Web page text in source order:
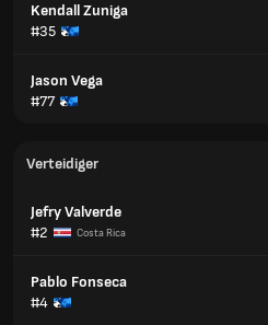
Kendall Zuniga
#35
Jason Vega
#77
Verteidiger
Jefry Valverde
#2
Costa Rica
Pablo Fonseca
#4